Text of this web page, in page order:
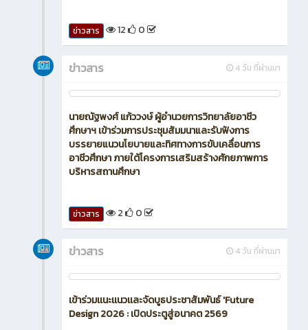
ข่าวสาร 12 0
4 วัน ที่ผ่านมา
ข่าวสาร
นายณัฐพงศ์ แก้ววงษ์ ผู้อำนวยการวิทยาลัยอาชีว
ศึกษาฯ เข้าร่วมการประชุมสัมมนาและรับฟังการ
บรรยายแนวนโยบายและทิศทางการขับเคลื่อนการ
อาชีวศึกษา ภายใต้โครงการเสริมสร้างศักยภาพการ
บริหารสถานศึกษา
ข่าวสาร 2 0
4 วัน ที่ผ่านมา
ข่าวสาร
เข้าร่วมเเนะเเนวเเละจัดบูธประชาสัมพันธ์ 'Future
Design 2026 : เปิดประตูสู่อนาคต 2569